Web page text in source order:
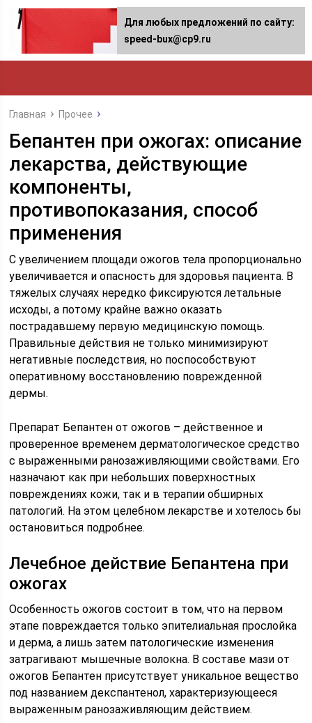
Главная Прочее
Бепантен при ожогах: описание
лекарства, действующие
компоненты,
противопоказания, способ
применения
С увеличением площади ожогов тела пропорционально
увеличивается и опасность для здоровья пациента. В
тяжелых случаях нередко фиксируются летальные
исходы, а потому крайне важно оказать
пострадавшему первую медицинскую помощь.
Правильные действия не только минимизируют
негативные последствия, но поспособствуют
оперативному восстановлению поврежденной
дермы.
Препарат Бепантен от ожогов – действенное и
проверенное временем дерматологическое средство
с выраженными ранозаживляющими свойствами. Его
назначают как при небольших поверхностных
повреждениях кожи, так и в терапии обширных
патологий. На этом целебном лекарстве и хотелось бы
остановиться подробнее.
Лечебное действие Бепантена при
ожогах
Особенность ожогов состоит в том, что на первом
этапе повреждается только эпителиальная прослойка
и дерма, а лишь затем патологические изменения
затрагивают мышечные волокна. В составе мази от
ожогов Бепантен присутствует уникальное вещество
под названием декспантенол, характеризующееся
выраженным ранозаживляющим действием.
Для любых предложений по сайту:
speed-bux@cp9.ru